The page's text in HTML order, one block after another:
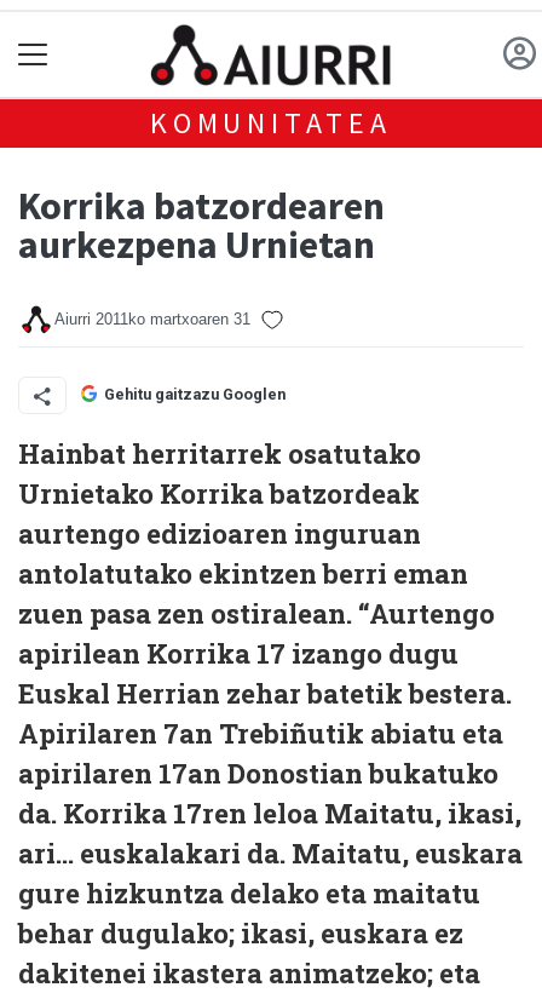
KOMUNITATEA
Korrika batzordearen
aurkezpena Urnietan
Aiurri 2011ko martxoaren 31
Gehitu gaitzazu Googlen
Hainbat herritarrek osatutako
Urnietako Korrika batzordeak
aurtengo edizioaren inguruan
antolatutako ekintzen berri eman
zuen pasa zen ostiralean. “Aurtengo
apirilean Korrika 17 izango dugu
Euskal Herrian zehar batetik bestera.
Apirilaren 7an Trebiñutik abiatu eta
apirilaren 17an Donostian bukatuko
da. Korrika 17ren leloa Maitatu, ikasi,
ari... euskalakari da. Maitatu, euskara
gure hizkuntza delako eta maitatu
behar dugulako; ikasi, euskara ez
dakitenei ikastera animatzeko; eta